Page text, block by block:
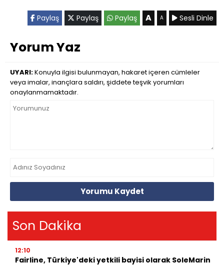
Paylaş Paylaş Paylaş A A Sesli Dinle
Yorum Yaz
UYARI:Konuyla ilgisi bulunmayan, hakaret içeren cümleler
veya imalar, inançlara saldırı, şiddete teşvik yorumları
onaylanmamaktadır.
Yorumu Kaydet
Son Dakika
12:10
Fairline, Türkiye'deki yetkili bayisi olarak SoleMarin